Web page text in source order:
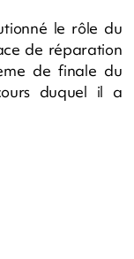
le rôle du
de réparation
de finale du
duquel il a